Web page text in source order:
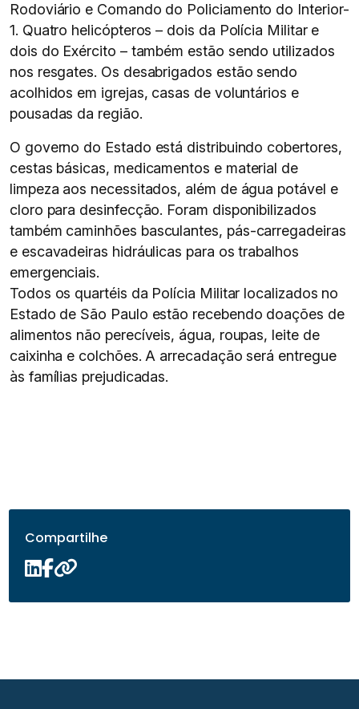
Rodoviário e Comando do Policiamento do Interior-
1. Quatro helicópteros – dois da Polícia Militar e
dois do Exército – também estão sendo utilizados
nos resgates. Os desabrigados estão sendo
acolhidos em igrejas, casas de voluntários e
pousadas da região.
O governo do Estado está distribuindo cobertores,
cestas básicas, medicamentos e material de
limpeza aos necessitados, além de água potável e
cloro para desinfecção. Foram disponibilizados
também caminhões basculantes, pás-carregadeiras
e escavadeiras hidráulicas para os trabalhos
emergenciais.
Todos os quartéis da Polícia Militar localizados no
Estado de São Paulo estão recebendo doações de
alimentos não perecíveis, água, roupas, leite de
caixinha e colchões. A arrecadação será entregue
às famílias prejudicadas.
Compartilhe